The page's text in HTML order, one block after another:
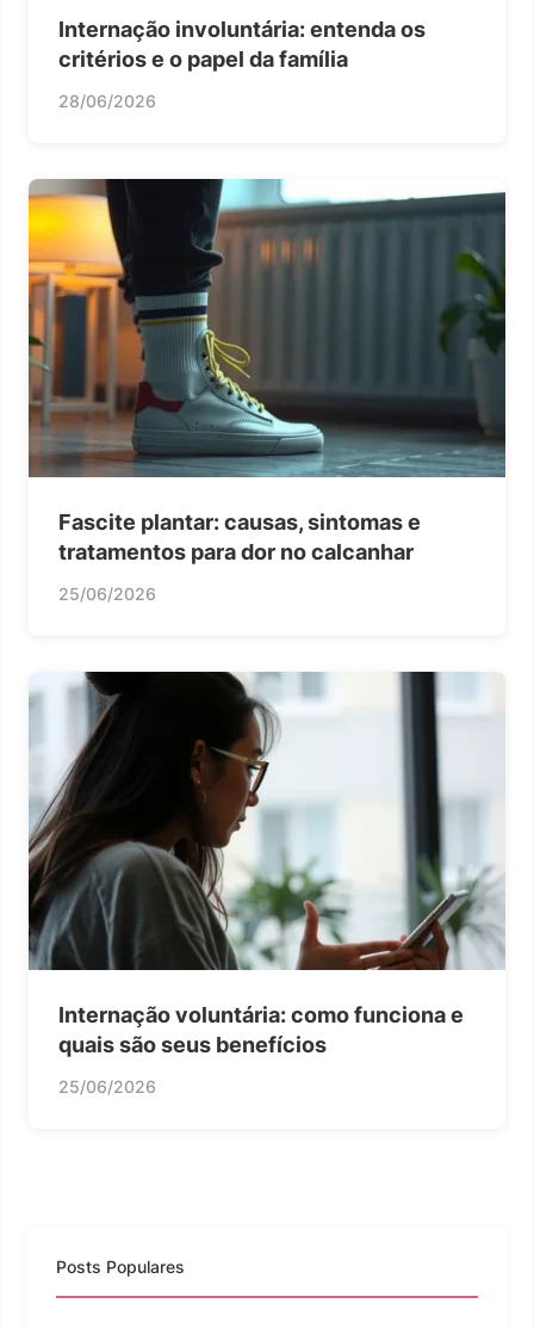
Internação involuntária: entenda os
critérios e o papel da família
28/06/2026
Fascite plantar: causas, sintomas e
tratamentos para dor no calcanhar
25/06/2026
Internação voluntária: como funciona e
quais são seus benefícios
25/06/2026
Posts Populares